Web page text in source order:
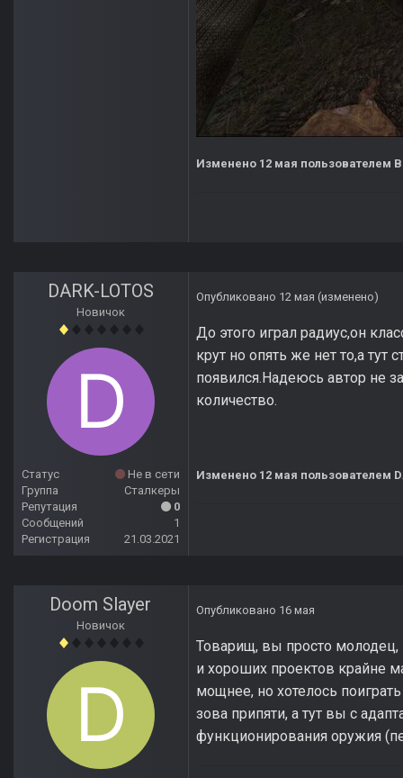
Изменено 12 мая пользователем
DARK-LOTOS
Новичок
Статус
Не в сети
Группа
Сталкеры
Репутация
0
Сообщений
1
Регистрация
21.03.2021
Опубликовано 12 мая (изменено)
До этого играл радиус,он
крут но опять же нет то,а
появился.Надеюсь автор не
количество.
Изменено 12 мая пользователем
Doom Slayer
Новичок
Опубликовано 16 мая
Товарищ, вы просто молодец,
и хороших проектов крайне
мощнее, но хотелось
зова припяти, а тут вы с
функционирования оружия